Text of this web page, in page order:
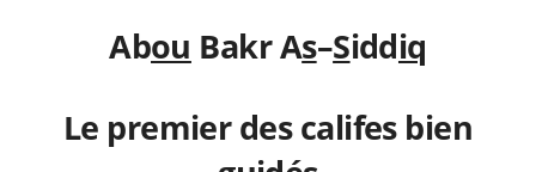
Abou Bakr As–Siddiq
Le premier des califes bien